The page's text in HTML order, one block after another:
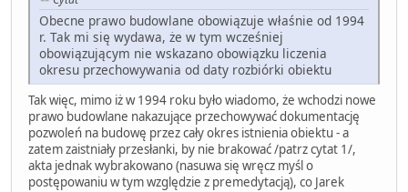
Obecne prawo budowlane obowiązuje właśnie od 1994
r. Tak mi się wydawa, że w tym wcześniej
obowiązującym nie wskazano obowiązku liczenia
okresu przechowywania od daty rozbiórki obiektu
Tak więc, mimo iż w 1994 roku było wiadomo, że wchodzi nowe
prawo budowlane nakazujące przechowywać dokumentację
pozwoleń na budowę przez cały okres istnienia obiektu - a
zatem zaistniały przesłanki, by nie brakować /patrz cytat 1/,
akta jednak wybrakowano (nasuwa się wręcz myśl o
postępowaniu w tym względzie z premedytacją), co Jarek